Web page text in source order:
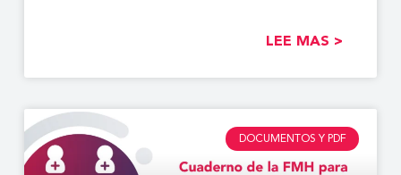
LEE MAS >
DOCUMENTOS Y PDF